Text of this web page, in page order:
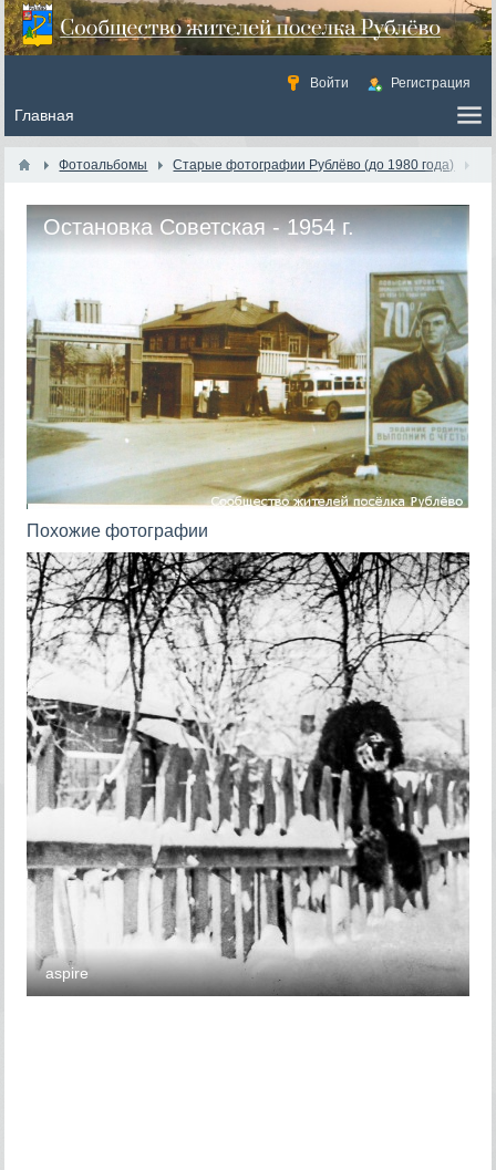
Войти Регистрация
Фотоальбомы Старые фотографии Рублёво (до 1980 года)
Остановка Советская - 1954 г.
Похожие фотографии
aspire